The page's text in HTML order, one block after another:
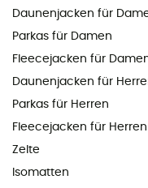
Daunenjacken für
Parkas für Damen
Fleecejacken für
Daunenjacken für
Parkas für Herren
Fleecejacken für Herren
Zelte
Isomatten